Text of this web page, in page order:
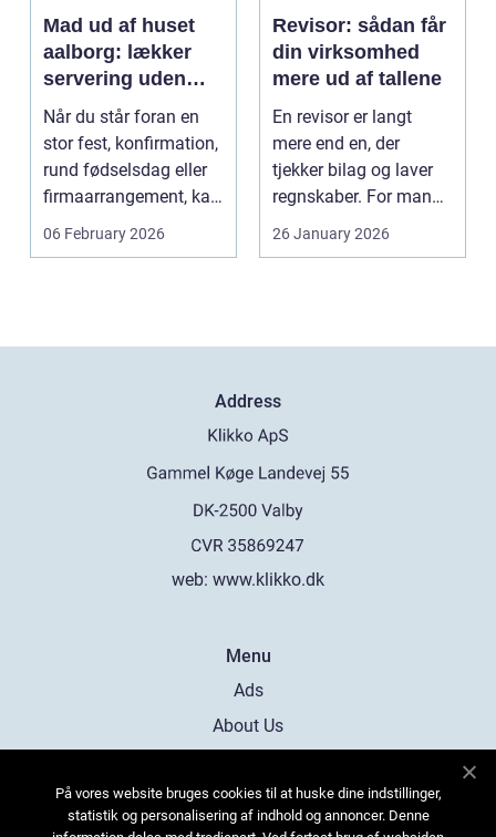
Mad ud af huset
aalborg: lækker
servering uden
stress
Når du står foran en
stor fest, konfirmation,
rund fødselsdag eller
firmaarrangement, kan
planlægnin...
06 February 2026
Revisor: sådan får
din virksomhed
mere ud af tallene
En revisor er langt
mere end en, der
tjekker bilag og laver
regnskaber. For mange
26 January 2026
Address
web: www.klikko.dk
Menu
Ads
About Us
Contact
Sitemap
På vores website bruges cookies til at huske dine indstillinger,
statistik og personalisering af indhold og annoncer. Denne